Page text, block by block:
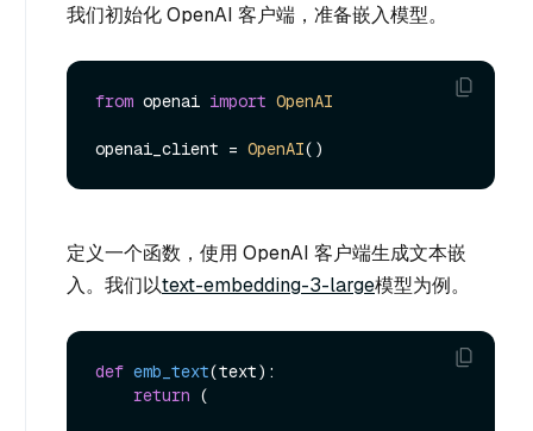
我们初始化 OpenAI 客户端，准备嵌入模型。
from openai import OpenAI
openai_client = OpenAI
定义一个函数，使用 OpenAI 客户端生成文本嵌
入。我们以text-embedding-3-large模型为例。
def emb_text(text):
return (